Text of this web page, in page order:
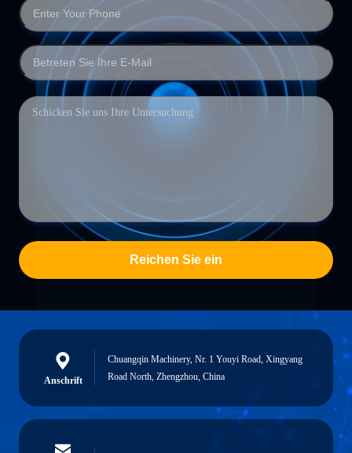
Reichen Sie ein
Anschrift
Chuangqin Machinery, Nr. 1 Youyi Road, Xingyang
Road North, Zhengzhou, China